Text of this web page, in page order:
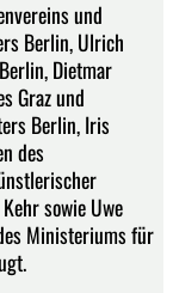
und
Berlin, Ulrich
Dietmar
Graz und
Berlin, Iris
des
sowie Uwe
Ministeriums für